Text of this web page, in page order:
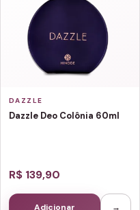
DAZZLE
Dazzle Deo Colônia 60ml
R$ 139,90
Adicionar →